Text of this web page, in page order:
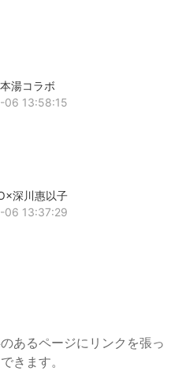
湯コラボ
06 13:58:15
深川惠以子
06 13:37:29
あるページにリンクを張っ
きます。